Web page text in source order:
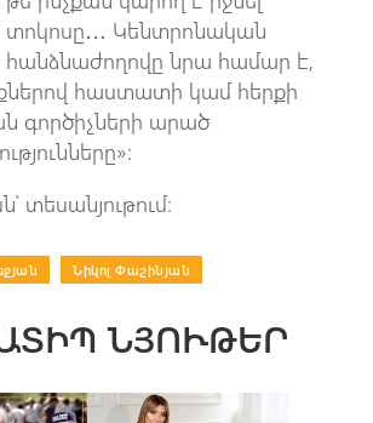
Կենտրոնական
նրա համար է,
հաստատի կամ հերքի
գործիչների արած
տեսանյութում։
Նիկոլ Փաշինյան
ՆՅՈՒԹԵՐ